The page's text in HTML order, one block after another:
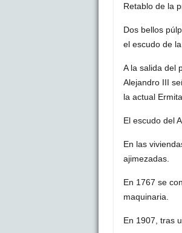
Retablo de la
Dos bellos
el escudo de la
A la salida del
Alejandro III
la actual
El escudo del
En las
ajimezadas.
En 1767 se
maquinaria.
En 1907, tras